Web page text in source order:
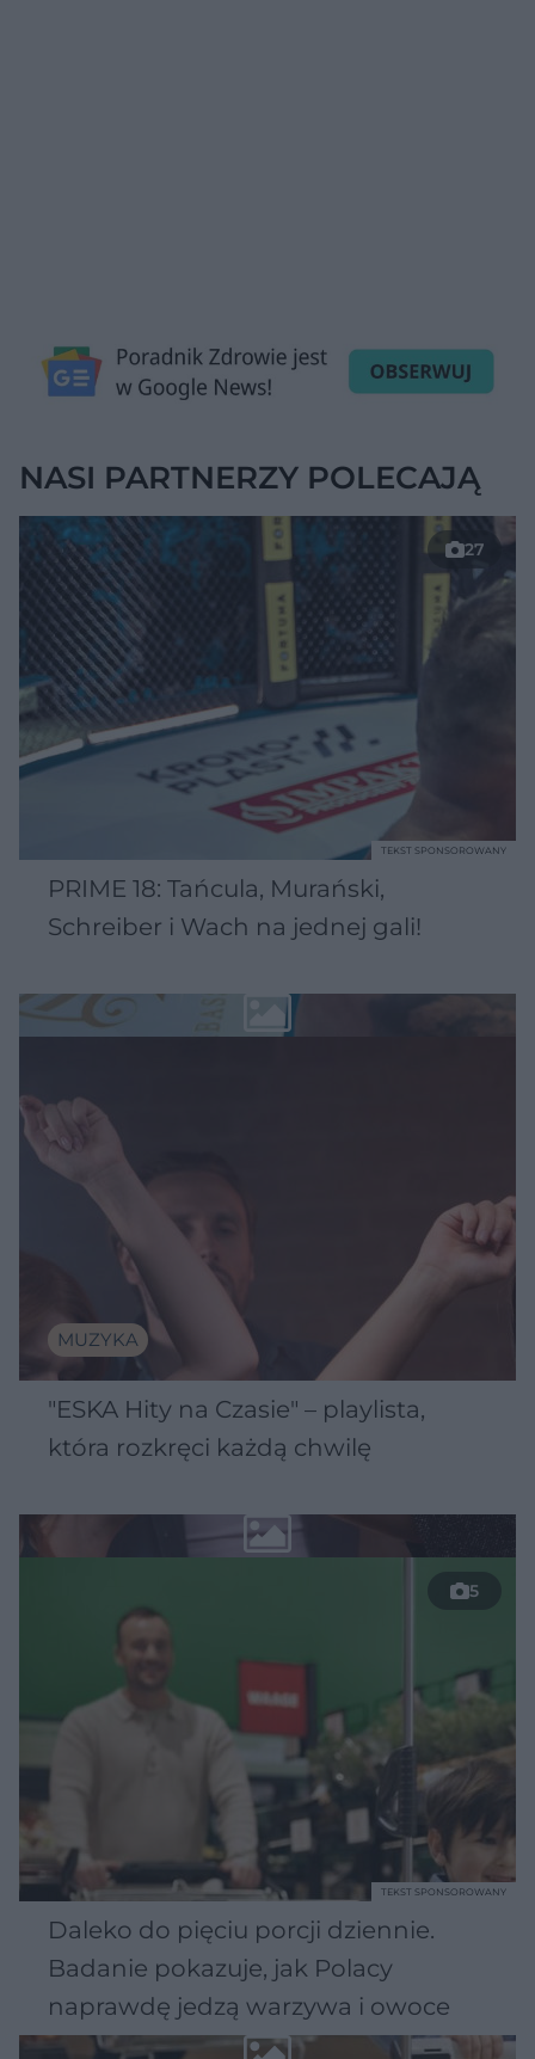
NASI PARTNERZY POLECAJĄ
27
PRIME 18: Tańcula, Murański,
Schreiber i Wach na jednej gali!
TEKST SPONSOROWANY
MUZYKA
"ESKA Hity na Czasie" – playlista,
która rozkręci każdą chwilę
5
Daleko do pięciu porcji dziennie.
Badanie pokazuje, jak Polacy
naprawdę jedzą warzywa i owoce
TEKST SPONSOROWANY